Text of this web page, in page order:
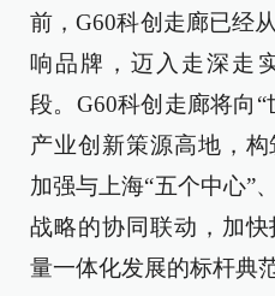
前，G60科创走廊已经
响品牌，迈入走深走
段。G60科创走廊将向
产业创新策源高地，构
加强与上海“五个中心”
战略的协同联动，加
量一体化发展的标杆典范